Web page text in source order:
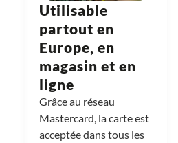
Utilisable
partout en
Europe, en
magasin et en
ligne
Grâce au réseau
Mastercard, la carte est
acceptée dans tous les